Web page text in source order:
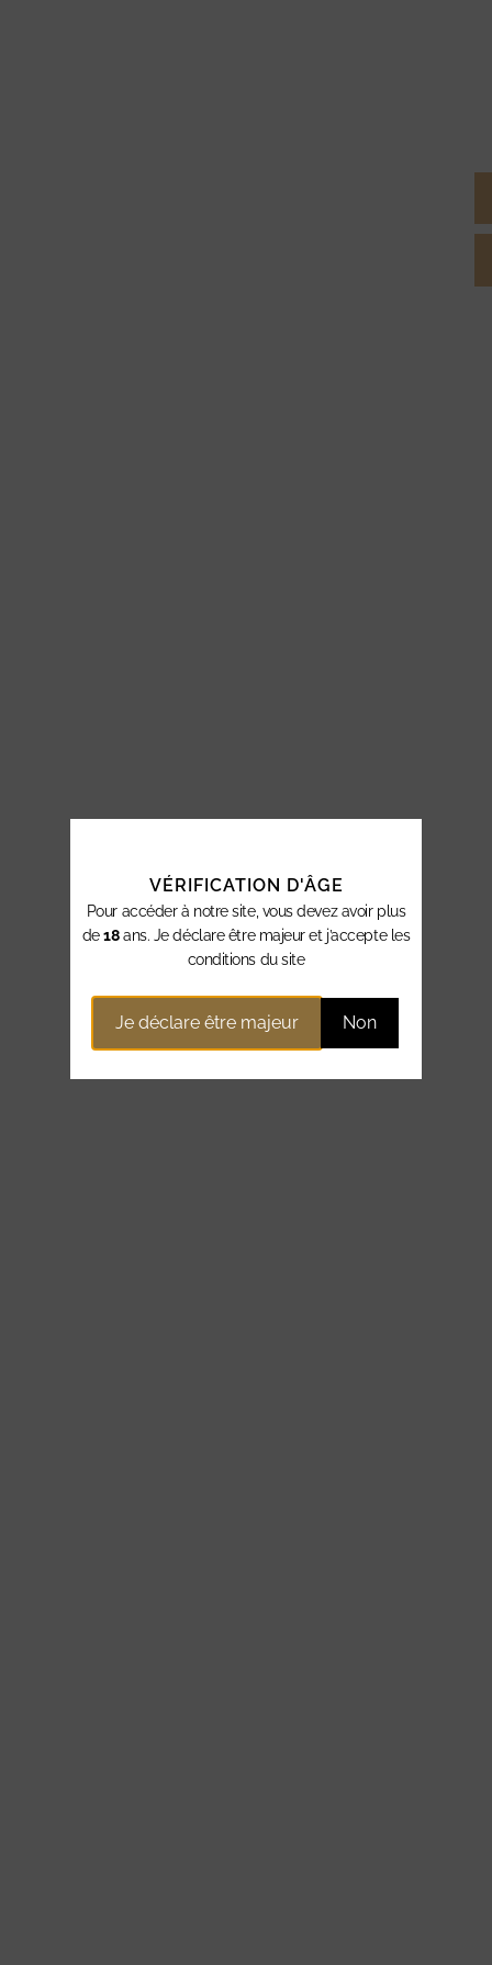
VÉRIFICATION D'ÂGE
Pour accéder à notre site, vous devez avoir plus
de18ans. Je déclare être majeur et j’accepte les
conditions du site
Je déclare être majeur Non